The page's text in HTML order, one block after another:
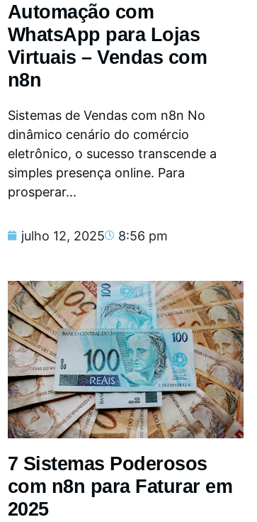
Automação com
WhatsApp para Lojas
Virtuais – Vendas com
n8n
Sistemas de Vendas com n8n No
dinâmico cenário do comércio
eletrônico, o sucesso transcende a
simples presença online. Para
prosperar...
julho 12, 2025 8:56 pm
7 Sistemas Poderosos
com n8n para Faturar em
2025